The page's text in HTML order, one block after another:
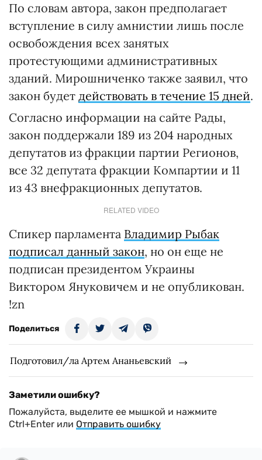
По словам автора, закон предполагает
вступление в силу амнистии лишь после
освобождения всех занятых
протестующими административных
зданий. Мирошниченко также заявил, что
закон будет действовать в течение 15 дней.
Согласно информации на сайте Рады,
закон поддержали 189 из 204 народных
депутатов из фракции партии Регионов,
все 32 депутата фракции Компартии и 11
из 43 внефракционных депутатов.
RELATED VIDEO
Спикер парламента Владимир Рыбак
подписал данный закон, но он еще не
подписан президентом Украины
Виктором Януковичем и не опубликован.
!zn
Поделиться
Подготовил/ла Артем Ананьевский
Заметили ошибку?
Пожалуйста, выделите ее мышкой и нажмите
Ctrl+Enter или Отправить ошибку